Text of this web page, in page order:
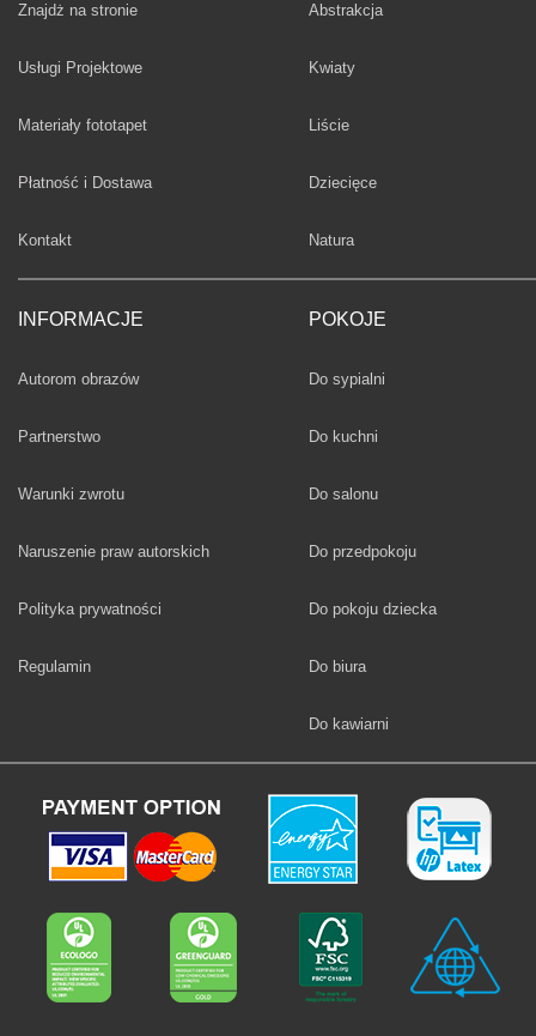
Znajdż na stronie
Usługi Projektowe
Materiały fototapet
Płatność i Dostawa
Kontakt
INFORMACJE
Autorom obrazów
Partnerstwo
Warunki zwrotu
Naruszenie praw autorskich
Polityka prywatności
Regulamin
Fototapety
Abstrakcja
Fototapety
Kwiaty
Fototapety
Liście
Fototapety
Dziecięce
Fototapety
Natura
POKOJE
Fototapety
Do sypialni
Fototapety
Do kuchni
Fototapety
Do salonu
Fototapety
Do przedpokoju
Fototapety
Do pokoju dziecka
Fototapety
Do biura
Fototapety
Do kawiarni